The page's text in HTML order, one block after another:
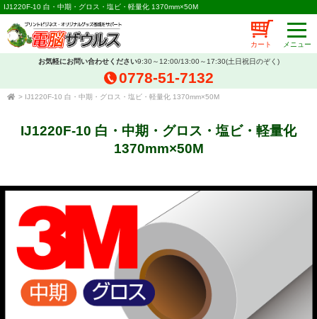
IJ1220F-10 白・中期・グロス・塩ビ・軽量化 1370mm×50M
カート
お気軽にお問い合わせください9:30～12:00/13:00～17:30(土日祝日のぞく)
0778-51-7132
> IJ1220F-10 白・中期・グロス・塩ビ・軽量化 1370mm×50M
IJ1220F-10 白・中期・グロス・塩ビ・軽量化
1370mm×50M